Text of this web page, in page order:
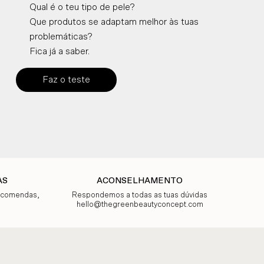
Qual é o teu tipo de pele?
Que produtos se adaptam melhor às tuas
problemáticas?
Fica já a saber.
Faz o teste
ACONSELHAMENTO
Respondemos a todas as tuas dúvidas
hello@thegreenbeautyconcept.com